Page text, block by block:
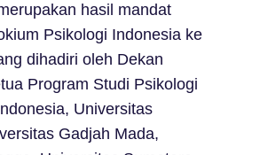
hasil mandat
Psikologi Indonesia ke
dihadiri oleh Dekan
Program Studi Psikologi
Universitas
Gadjah Mada,